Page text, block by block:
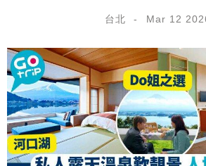
台北 Mar 12